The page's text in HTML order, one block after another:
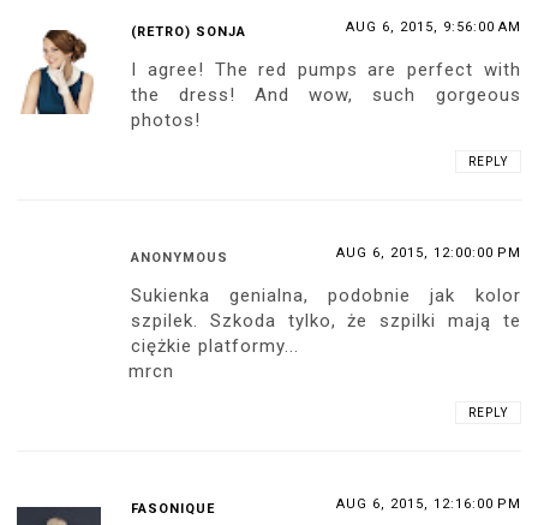
(RETRO) SONJA AUG 6, 2015, 9:56:00 AM
I agree! The red pumps are perfect with
the dress! And wow, such gorgeous
photos!
REPLY
ANONYMOUS AUG 6, 2015, 12:00:00 PM
Sukienka genialna, podobnie jak kolor
szpilek. Szkoda tylko, że szpilki mają te
ciężkie platformy...
mrcn
REPLY
FASONIQUE AUG 6, 2015, 12:16:00 PM